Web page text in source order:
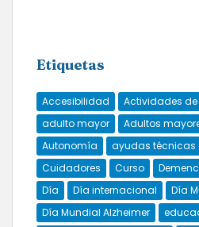
Etiquetas
Accesibilidad
Actividades
adulto mayor
Adultos
Autonomía
ayudas técnicas
Cuidadores
Curso
Día
Día internacional
Día
Día Mundial Alzheimer